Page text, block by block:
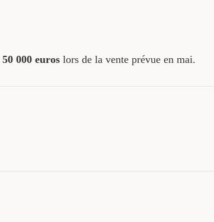
50 000 euroslors de la vente prévue en mai.